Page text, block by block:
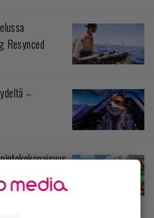
Resynced
–
Mysterious